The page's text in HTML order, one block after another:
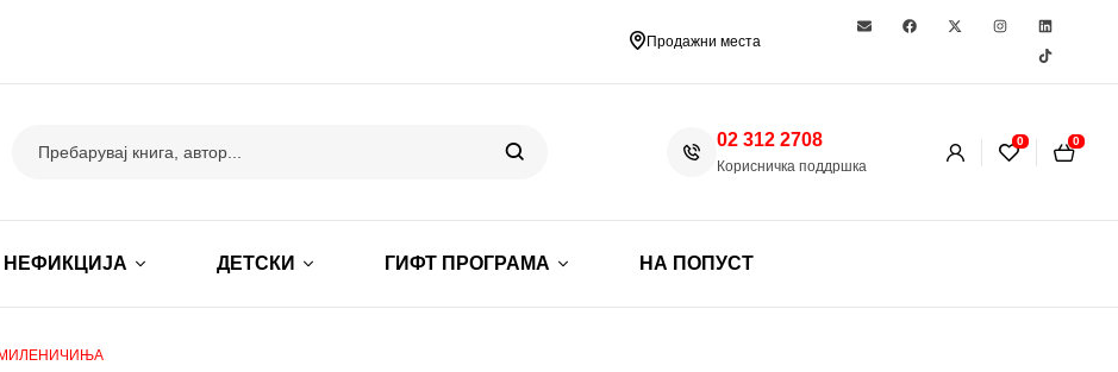
Продажни места
02 312 2708
Корисничка поддршка
0 0
НЕФИКЦИЈА ДЕТСКИ ГИФТ ПРОГРАМА НА ПОПУСТ